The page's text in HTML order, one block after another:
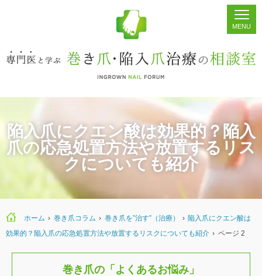
ホーム 掲示板 検索
陥入爪にクエン酸は効果的？陥入
爪の応急処置方法や放置するリス
クについても紹介
ホーム › 巻き爪コラム › 巻き爪を”治す”（治療） › 陥入爪にクエン酸は
効果的？陥入爪の応急処置方法や放置するリスクについても紹介 › ページ 2
巻き爪の「よくあるお悩み」